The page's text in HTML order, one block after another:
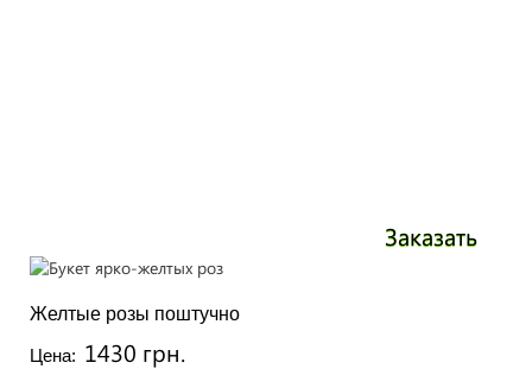
Заказать
Желтые розы поштучно
Цена: 1430 грн.